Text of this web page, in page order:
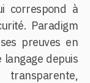
correspond à
Paradigm
preuves en
depuis